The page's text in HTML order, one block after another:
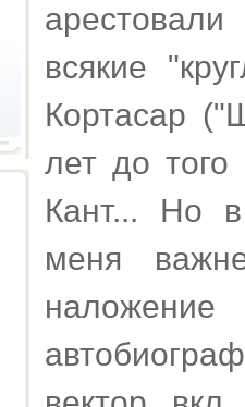
всякие
Кортасар
лет до
Кант... Но
меня
наложение